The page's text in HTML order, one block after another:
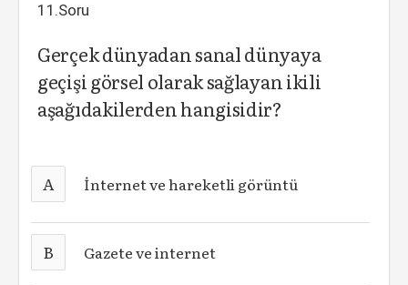
11.Soru
Gerçek dünyadan sanal dünyaya
geçişi görsel olarak sağlayan ikili
aşağıdakilerden hangisidir?
A İnternet ve hareketli görüntü
B Gazete ve internet